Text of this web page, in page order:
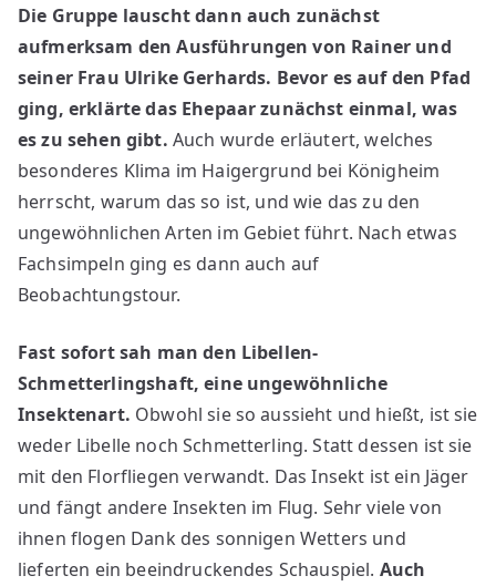
Die Gruppe lauscht dann auch zunächst
aufmerksam den Ausführungen von Rainer und
seiner Frau Ulrike Gerhards. Bevor es auf den Pfad
ging, erklärte das Ehepaar zunächst einmal, was
es zu sehen gibt. Auch wurde erläutert, welches
besonderes Klima im Haigergrund bei Königheim
herrscht, warum das so ist, und wie das zu den
ungewöhnlichen Arten im Gebiet führt. Nach etwas
Fachsimpeln ging es dann auch auf
Beobachtungstour.
Fast sofort sah man den Libellen-
Schmetterlingshaft, eine ungewöhnliche
Insektenart. Obwohl sie so aussieht und hießt, ist sie
weder Libelle noch Schmetterling. Statt dessen ist sie
mit den Florfliegen verwandt. Das Insekt ist ein Jäger
und fängt andere Insekten im Flug. Sehr viele von
ihnen flogen Dank des sonnigen Wetters und
lieferten ein beeindruckendes Schauspiel. Auch